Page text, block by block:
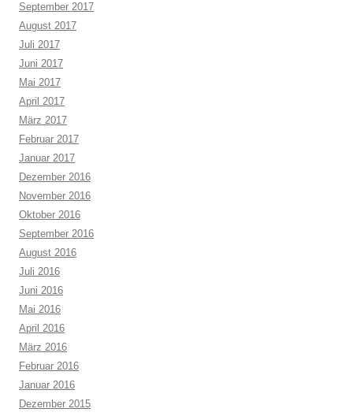
September 2017
August 2017
Juli 2017
Juni 2017
Mai 2017
April 2017
März 2017
Februar 2017
Januar 2017
Dezember 2016
November 2016
Oktober 2016
September 2016
August 2016
Juli 2016
Juni 2016
Mai 2016
April 2016
März 2016
Februar 2016
Januar 2016
Dezember 2015